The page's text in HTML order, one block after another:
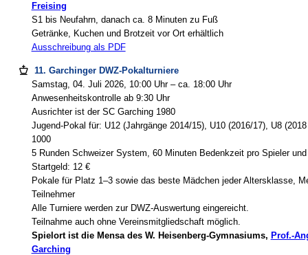
Freising
S1 bis Neufahrn, danach ca. 8 Minuten zu Fuß
Getränke, Kuchen und Brotzeit vor Ort erhältlich
Ausschreibung als PDF
11. Garchinger DWZ-Pokalturniere
Samstag, 04. Juli 2026, 10:00 Uhr – ca. 18:00 Uhr
Anwesenheitskontrolle ab 9:30 Uhr
Ausrichter ist der SC Garching 1980
Jugend-Pokal für: U12 (Jahrgänge 2014/15), U10 (2016/17), U8
1000
5 Runden Schweizer System, 60 Minuten Bedenkzeit pro Spieler
Startgeld: 12 €
Pokale für Platz 1–3 sowie das beste Mädchen jeder Altersklasse,
Teilnehmer
Alle Turniere werden zur DWZ-Auswertung eingereicht.
Teilnahme auch ohne Vereinsmitgliedschaft möglich.
Spielort ist die Mensa des W. Heisenberg-Gymnasiums, Prof.-
Garching